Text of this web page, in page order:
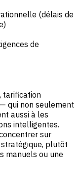
(délais de
de
tarification
qui non seulement
aussi à les
intelligentes.
sur
plutôt
manuels ou une